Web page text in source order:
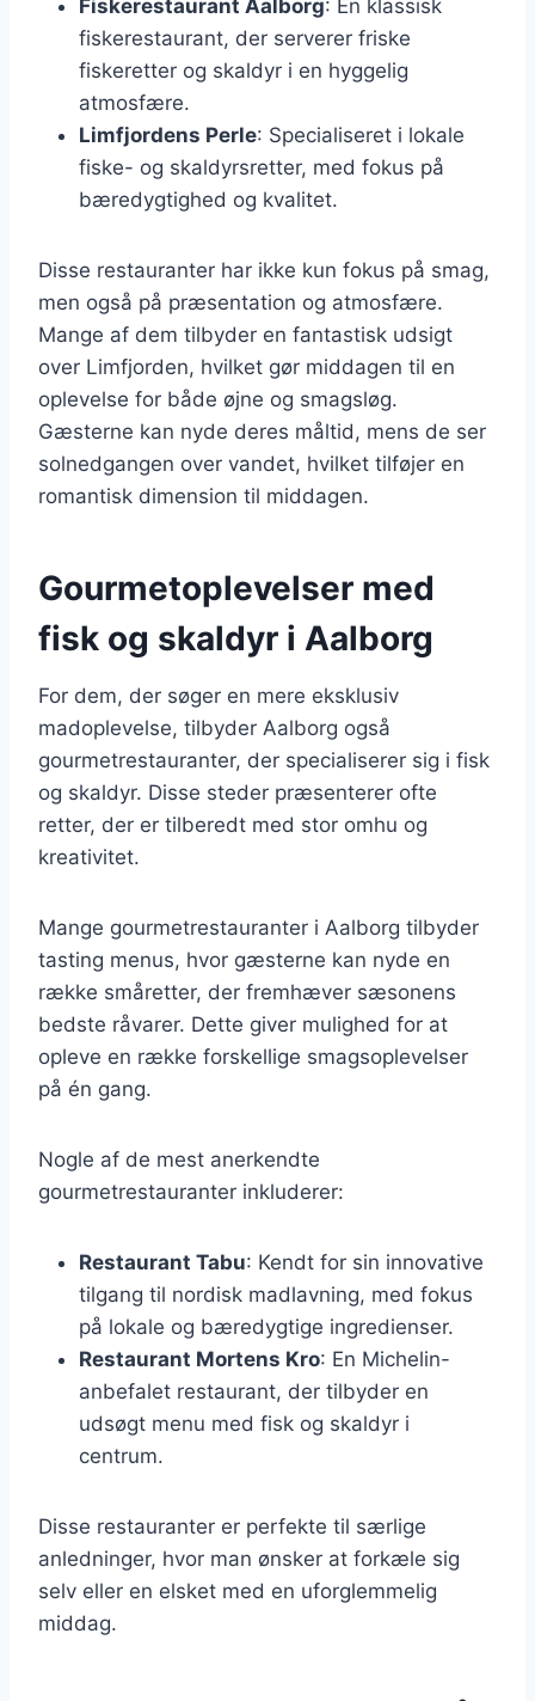
Fiskerestaurant Aalborg: En klassisk
fiskerestaurant, der serverer friske
fiskeretter og skaldyr i en hyggelig
atmosfære.
Limfjordens Perle: Specialiseret i lokale
fiske- og skaldyrsretter, med fokus på
bæredygtighed og kvalitet.
Disse restauranter har ikke kun fokus på smag,
men også på præsentation og atmosfære.
Mange af dem tilbyder en fantastisk udsigt
over Limfjorden, hvilket gør middagen til en
oplevelse for både øjne og smagsløg.
Gæsterne kan nyde deres måltid, mens de ser
solnedgangen over vandet, hvilket tilføjer en
romantisk dimension til middagen.
Gourmetoplevelser med
fisk og skaldyr i Aalborg
For dem, der søger en mere eksklusiv
madoplevelse, tilbyder Aalborg også
gourmetrestauranter, der specialiserer sig i fisk
og skaldyr. Disse steder præsenterer ofte
retter, der er tilberedt med stor omhu og
kreativitet.
Mange gourmetrestauranter i Aalborg tilbyder
tasting menus, hvor gæsterne kan nyde en
række småretter, der fremhæver sæsonens
bedste råvarer. Dette giver mulighed for at
opleve en række forskellige smagsoplevelser
på én gang.
Nogle af de mest anerkendte
gourmetrestauranter inkluderer:
Restaurant Tabu: Kendt for sin innovative
tilgang til nordisk madlavning, med fokus
på lokale og bæredygtige ingredienser.
Restaurant Mortens Kro: En Michelin-
anbefalet restaurant, der tilbyder en
udsøgt menu med fisk og skaldyr i
centrum.
Disse restauranter er perfekte til særlige
anledninger, hvor man ønsker at forkæle sig
selv eller en elsket med en uforglemmelig
middag.